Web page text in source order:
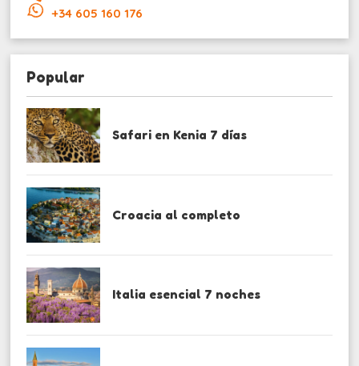
+34 605 160 176
Popular
Safari en Kenia 7 días
Croacia al completo
Italia esencial 7 noches